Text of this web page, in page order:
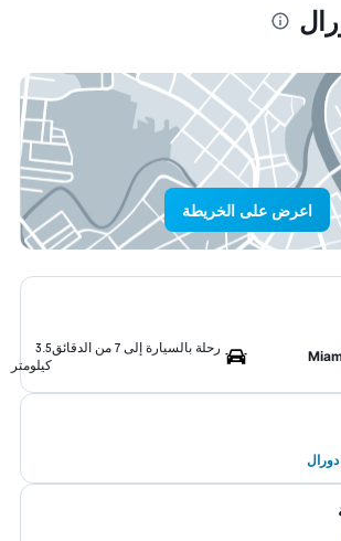
اعرض على الخريطة
رحلة بالسيارة إلى 7 من الدقائق
3.5
كيلومتر